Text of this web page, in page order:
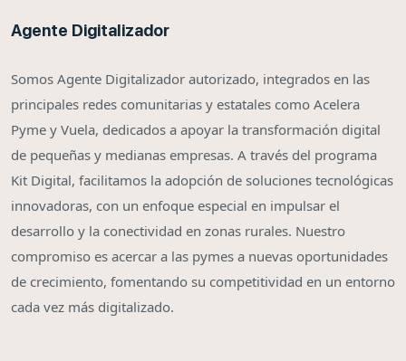
Agente Digitalizador
Somos Agente Digitalizador autorizado, integrados en las
principales redes comunitarias y estatales como Acelera
Pyme y Vuela, dedicados a apoyar la transformación digital
de pequeñas y medianas empresas. A través del programa
Kit Digital, facilitamos la adopción de soluciones tecnológicas
innovadoras, con un enfoque especial en impulsar el
desarrollo y la conectividad en zonas rurales. Nuestro
compromiso es acercar a las pymes a nuevas oportunidades
de crecimiento, fomentando su competitividad en un entorno
cada vez más digitalizado.